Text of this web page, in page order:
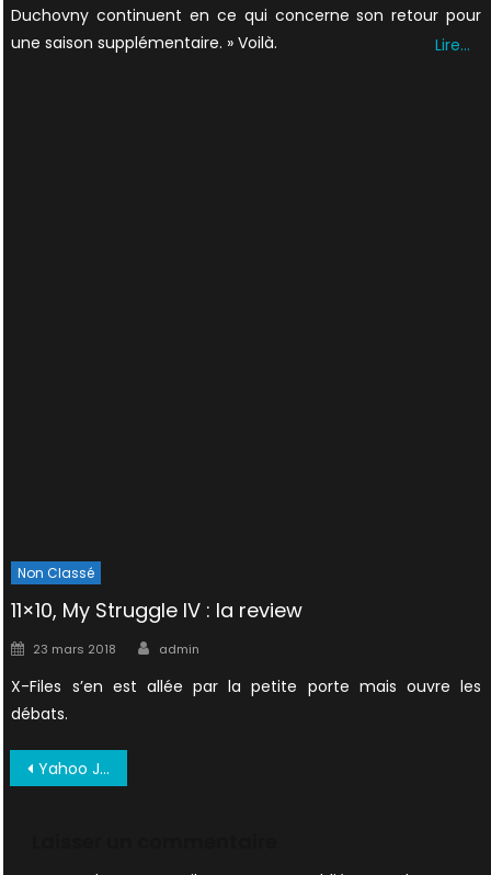
Duchovny continuent en ce qui concerne son retour pour
une saison supplémentaire. » Voilà.
Lire…
Non Classé
11×10, My Struggle IV : la review
Posted
23 mars 2018 Author
admin
X-Files s’en est allée par la petite porte mais ouvre les
débats.
Navigation
Yahoo Juillet 1998 US (7)